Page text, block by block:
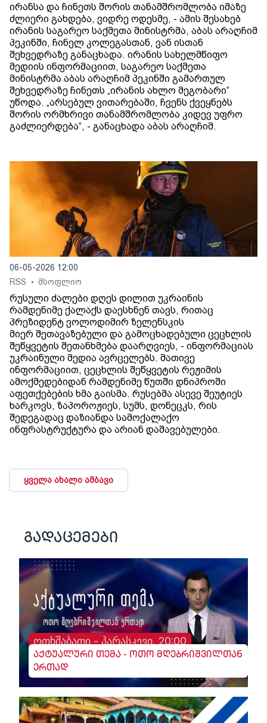
ირანსა და ჩინეთს შორის თანამშრომლობა იმაზე
ძლიერი გახდება, ვიდრე ოდესმე, - ამის შესახებ
ირანის საგარეო საქმეთა მინისტრმა, აბას არაღჩიმ
პეკინში, ჩინელ კოლეგასთან, ვან ისთან
შეხვედრაზე განაცხადა. ირანის სახელმწიფო
მედიის ინფორმაციით, საგარეო საქმეთა
მინისტრმა აბას არაღჩიმ პეკინში გამართულ
შეხვედრაზე ჩინეთს „ირანის ახლო მეგობარი“
უწოდა. „არსებულ ვითარებაში, ჩვენს ქვეყნებს
შორის ორმხრივი თანამშრომლობა კიდევ უფრო
გაძლიერდება“, - განაცხადა აბას არაღჩიმ.
06-05-2026 12:00
RSS
• მსოფლიო
რუსული ძალები დღეს დილით უკრაინის
რამდენიმე ქალაქს დაესხნენ თავს, რითაც
პრეზიდენტ ვოლოდიმირ ზელენსკის
მიერ შეთავაზებული და გამოცხადებული ცეცხლის
შეწყვეტის შეთანხმება დაარღვიეს, - ინფორმაციას
უკრაინული მედია ავრცელებს. მათივე
ინფორმაციით, ცეცხლის შეწყვეტის რეჟიმის
ამოქმედებიდან რამდენიმე წუთში დნიპროში
აფეთქებების ხმა გაისმა. რუსებმა ასევე შეუტიეს
ხარკოვს, ზაპოროჟიეს, სუმს, დონეცკს, რის
შედეგადაც დაზიანდა სამოქალაქო
ინფრასტრუქტურა და არიან დაშავებულები.
ყველა ახალი ამბავი
გადაცემები
ოთხშაბათი - პარასკევი, 20:00
აქტუალური თემა - ოთო მღებრიშვილთან
ერთად